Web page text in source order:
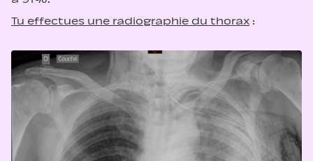
Tu effectues une radiographie du thorax :